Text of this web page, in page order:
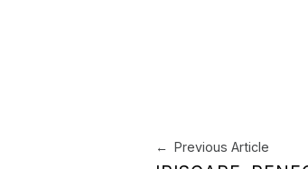
Navigation de l’article
Previous Article